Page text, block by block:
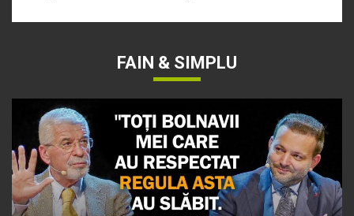
FAIN & SIMPLU